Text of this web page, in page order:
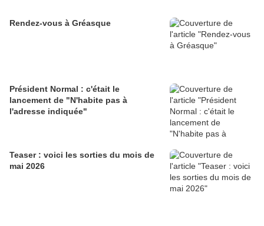
Rendez-vous à Gréasque
Président Normal : c'était le
lancement de "N'habite pas à
l'adresse indiquée"
Teaser : voici les sorties du mois de
mai 2026